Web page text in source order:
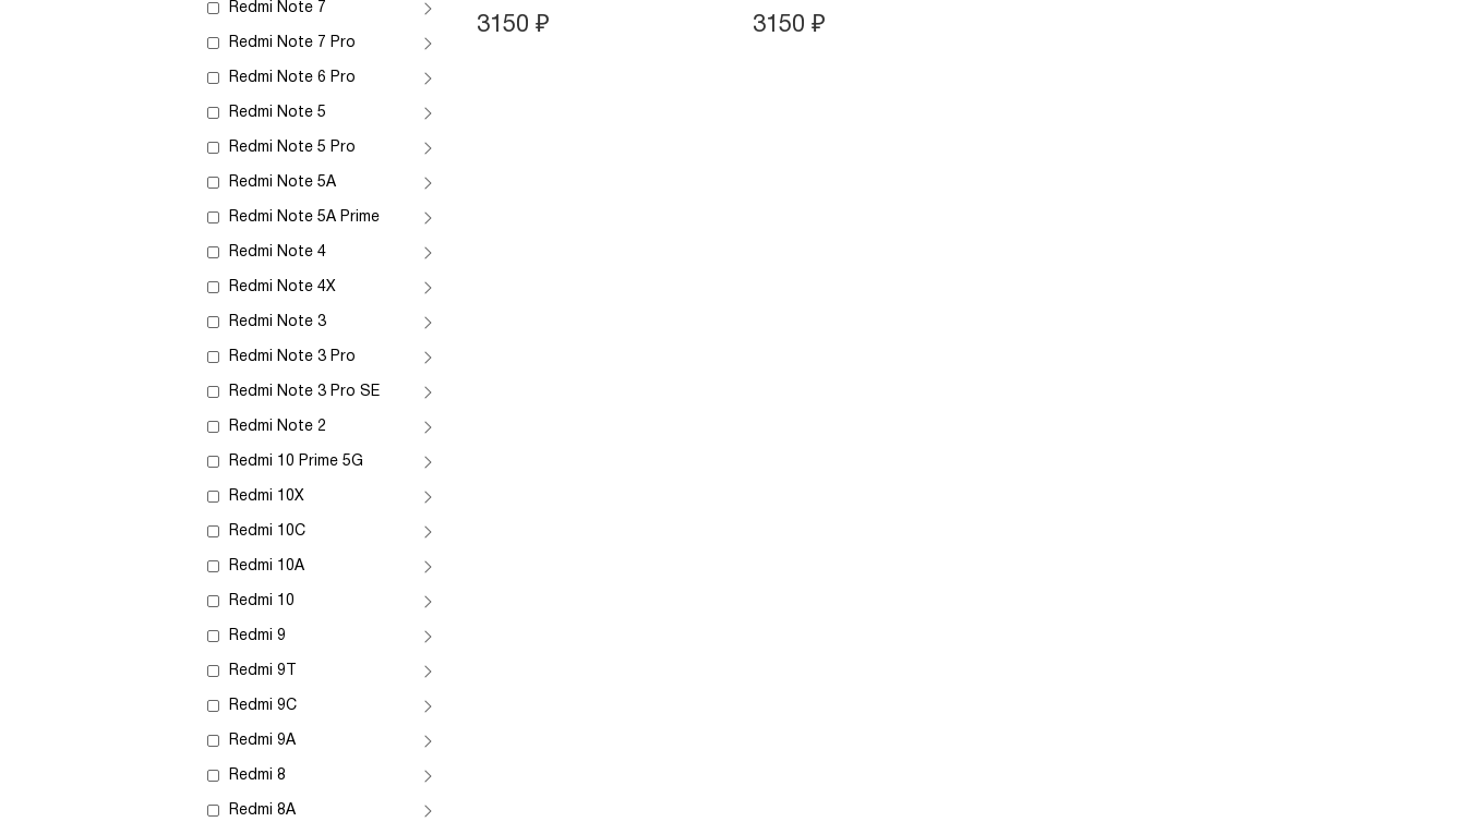
Redmi Note 7
Redmi Note 7 Pro
Redmi Note 6 Pro
Redmi Note 5
Redmi Note 5 Pro
Redmi Note 5A
Redmi Note 5A Prime
Redmi Note 4
Redmi Note 4X
Redmi Note 3
Redmi Note 3 Pro
Redmi Note 3 Pro SE
Redmi Note 2
Redmi 10 Prime 5G
Redmi 10X
Redmi 10C
Redmi 10A
Redmi 10
Redmi 9
Redmi 9T
Redmi 9C
Redmi 9A
Redmi 8
Redmi 8A
3150 ₽ 3150 ₽